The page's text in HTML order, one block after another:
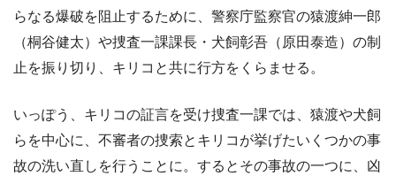
らなる爆破を阻止するために、警察庁監察官の猿渡紳一郎
（桐谷健太）や捜査一課課長・犬飼彰吾（原田泰造）の制
止を振り切り、キリコと共に行方をくらませる。
いっぽう、キリコの証言を受け捜査一課では、猿渡や犬飼
らを中心に、不審者の捜索とキリコが挙げたいくつかの事
故の洗い直しを行うことに。するとその事故の一つに、凶